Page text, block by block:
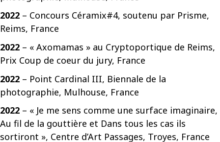
2022 – Concours Céramix#4, soutenu par Prisme,
Reims, France
2022 – « Axomamas » au Cryptoportique de Reims,
Prix Coup de coeur du jury, France
2022 – Point Cardinal III, Biennale de la
photographie, Mulhouse, France
2022 – « Je me sens comme une surface imaginaire,
Au fil de la gouttière et Dans tous les cas ils
sortiront », Centre d’Art Passages, Troyes, France